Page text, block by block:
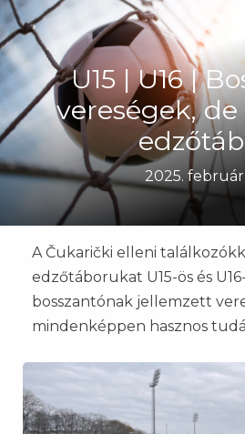
U15 | U16 |
vereségek,
2025. február
A Čukarički elleni
edzőtáborukat U15-ös és
bosszantónak jellemzett
mindenképpen hasznos